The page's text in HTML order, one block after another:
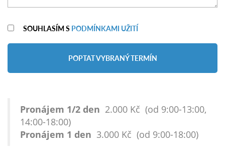
SOUHLASÍM S PODMÍNKAMI UŽITÍ
POPTAT VYBRANÝ TERMÍN
Pronájem 1/2 den 2.000 Kč (od 9:00-13:00,
14:00-18:00)
Pronájem 1 den 3.000 Kč (od 9:00-18:00)